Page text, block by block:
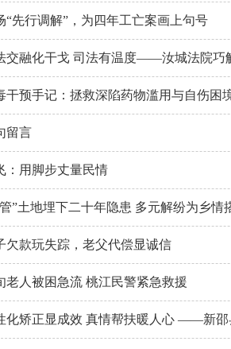
“先行调解”，为四年工亡案画上句号
交融化干戈 司法有温度——汝城法院巧
干预手记：拯救深陷药物滥用与自伤困
留言
：用脚步丈量民情
”土地埋下二十年隐患 多元解纷为乡情
欠款玩失踪，老父代偿显诚信
老人被困急流 桃江民警紧急救援
化矫正显成效 真情帮扶暖人心 ——新